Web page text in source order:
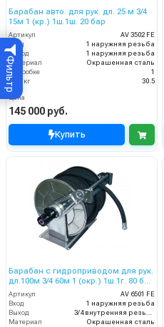
Фильтр
Барабан авто. для рук. дл. 25 м 3/4
15м 1 (кр.) 1ш.1ш. 20 бар
Артикул
AV 3502 FE
Вход
1 наружняя резьба
Выход
1 наружняя резьба
Материал
Окрашенная сталь
В коробке
1
Вес, кг
30.5
Цена
145 000 руб.
Купить
Барабан с гидроприводом для рук.
дл.100м 3/4 60м 1 (окр.) 1ш.1г. 80 бар
( 200 по запросу)
Артикул
AV 6501 FE
Вход
1 наружняя резьба
Выход
3/4 внутренняя резьба
Материал
Окрашенная сталь